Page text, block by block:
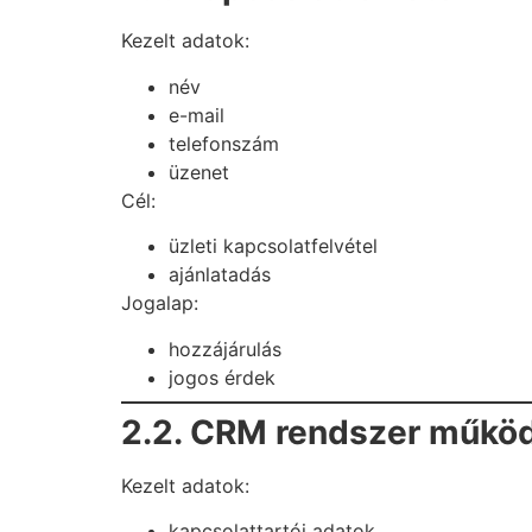
Kezelt adatok:
név
e-mail
telefonszám
üzenet
Cél:
üzleti kapcsolatfelvétel
ajánlatadás
Jogalap:
hozzájárulás
jogos érdek
2.2. CRM rendszer
Kezelt adatok: